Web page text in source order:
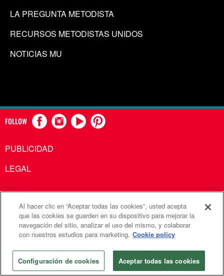
LA PREGUNTA METODISTA
RECURSOS METODISTAS UNIDOS
NOTICIAS MU
FOLLOW
PUBLICIDAD
LEGAL
Comunicaciones Metodistas Unidas es una agencia de la
Iglesia Metodista Unida
©2026Comunicaciones Metodistas Unidas. Reservados
todos los derechos
Al hacer clic en “Aceptar todas las cookies”, usted acepta
que las cookies se guarden en su dispositivo para mejorar la
navegación del sitio, analizar el uso del mismo, y colaborar
con nuestros estudios para marketing. Cookie policy
Configuración de cookies Aceptar todas las cookies